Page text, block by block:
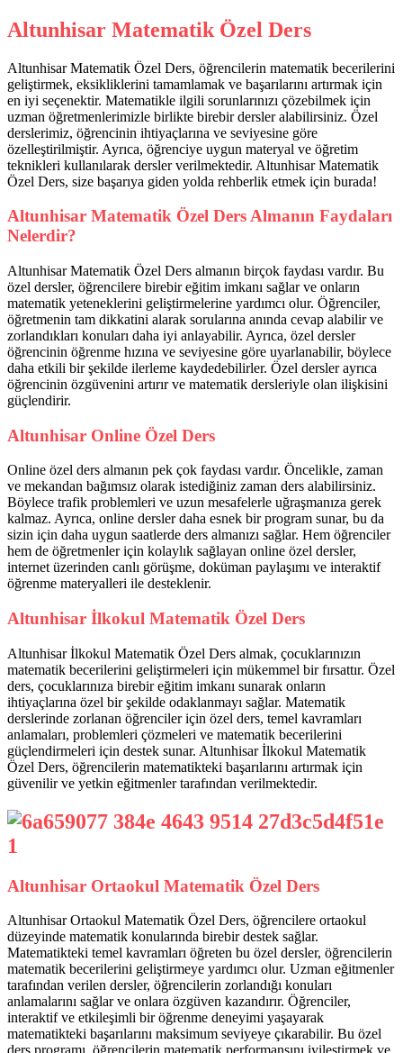
Altunhisar Matematik Özel Ders
Altunhisar Matematik Özel Ders, öğrencilerin matematik becerilerini
geliştirmek, eksikliklerini tamamlamak ve başarılarını artırmak için
en iyi seçenektir. Matematikle ilgili sorunlarınızı çözebilmek için
uzman öğretmenlerimizle birlikte birebir dersler alabilirsiniz. Özel
derslerimiz, öğrencinin ihtiyaçlarına ve seviyesine göre
özelleştirilmiştir. Ayrıca, öğrenciye uygun materyal ve öğretim
teknikleri kullanılarak dersler verilmektedir. Altunhisar Matematik
Özel Ders, size başarıya giden yolda rehberlik etmek için burada!
Altunhisar Matematik Özel Ders Almanın Faydaları
Nelerdir?
Altunhisar Matematik Özel Ders almanın birçok faydası vardır. Bu
özel dersler, öğrencilere birebir eğitim imkanı sağlar ve onların
matematik yeteneklerini geliştirmelerine yardımcı olur. Öğrenciler,
öğretmenin tam dikkatini alarak sorularına anında cevap alabilir ve
zorlandıkları konuları daha iyi anlayabilir. Ayrıca, özel dersler
öğrencinin öğrenme hızına ve seviyesine göre uyarlanabilir, böylece
daha etkili bir şekilde ilerleme kaydedebilirler. Özel dersler ayrıca
öğrencinin özgüvenini artırır ve matematik dersleriyle olan ilişkisini
güçlendirir.
Altunhisar Online Özel Ders
Online özel ders almanın pek çok faydası vardır. Öncelikle, zaman
ve mekandan bağımsız olarak istediğiniz zaman ders alabilirsiniz.
Böylece trafik problemleri ve uzun mesafelerle uğraşmanıza gerek
kalmaz. Ayrıca, online dersler daha esnek bir program sunar, bu da
sizin için daha uygun saatlerde ders almanızı sağlar. Hem öğrenciler
hem de öğretmenler için kolaylık sağlayan online özel dersler,
internet üzerinden canlı görüşme, doküman paylaşımı ve interaktif
öğrenme materyalleri ile desteklenir.
Altunhisar İlkokul Matematik Özel Ders
Altunhisar İlkokul Matematik Özel Ders almak, çocuklarınızın
matematik becerilerini geliştirmeleri için mükemmel bir fırsattır. Özel
ders, çocuklarınıza birebir eğitim imkanı sunarak onların
ihtiyaçlarına özel bir şekilde odaklanmayı sağlar. Matematik
derslerinde zorlanan öğrenciler için özel ders, temel kavramları
anlamaları, problemleri çözmeleri ve matematik becerilerini
güçlendirmeleri için destek sunar. Altunhisar İlkokul Matematik
Özel Ders, öğrencilerin matematikteki başarılarını artırmak için
güvenilir ve yetkin eğitmenler tarafından verilmektedir.
Altunhisar Ortaokul Matematik Özel Ders
Altunhisar Ortaokul Matematik Özel Ders, öğrencilere ortaokul
düzeyinde matematik konularında birebir destek sağlar.
Matematikteki temel kavramları öğreten bu özel dersler, öğrencilerin
matematik becerilerini geliştirmeye yardımcı olur. Uzman eğitmenler
tarafından verilen dersler, öğrencilerin zorlandığı konuları
anlamalarını sağlar ve onlara özgüven kazandırır. Öğrenciler,
interaktif ve etkileşimli bir öğrenme deneyimi yaşayarak
matematikteki başarılarını maksimum seviyeye çıkarabilir. Bu özel